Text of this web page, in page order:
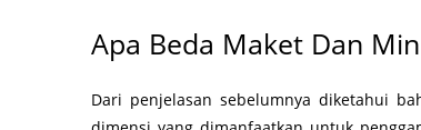
Apa Beda Maket Dan
Dari penjelasan sebelumnya diketahui